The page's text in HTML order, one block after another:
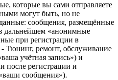
которые вы сами отправляете
могут быть, но не
сообщения, размещённые
дальнейшем «анонимные
при регистрации в
Тюнинг, ремонт, обслуживание
учётная запись») и
после регистрации и
сообщения»).